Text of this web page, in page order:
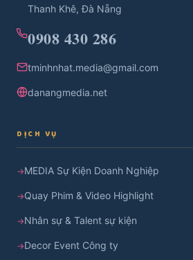
Thanh Khê, Đà Nẵng
0908 430 286
tminhnhat.media@gmail.com
danangmedia.net
DỊCH VỤ
MEDIA Sự Kiện Doanh Nghiệp
Quay Phim & Video Highlight
Nhân sự & Talent sự kiện
Decor Event Công ty